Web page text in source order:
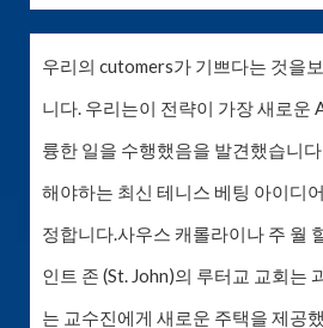
우리의 cutomers가 기쁘다는 것을
니다. 우리는이 전략이 가장 새로운
륭한 일을 수행했음을 발견했습니
해야하는 최신 테니스 베팅 아이디
정합니다.사우스 캐롤라이나 주 월
인트 존 (St. John)의 루터교 교회는
는 교수진에게 새로운 주택을 제공